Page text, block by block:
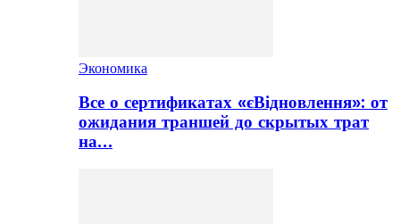
Экономика
Все о сертификатах «єВідновлення»: от
ожидания траншей до скрытых трат
на…